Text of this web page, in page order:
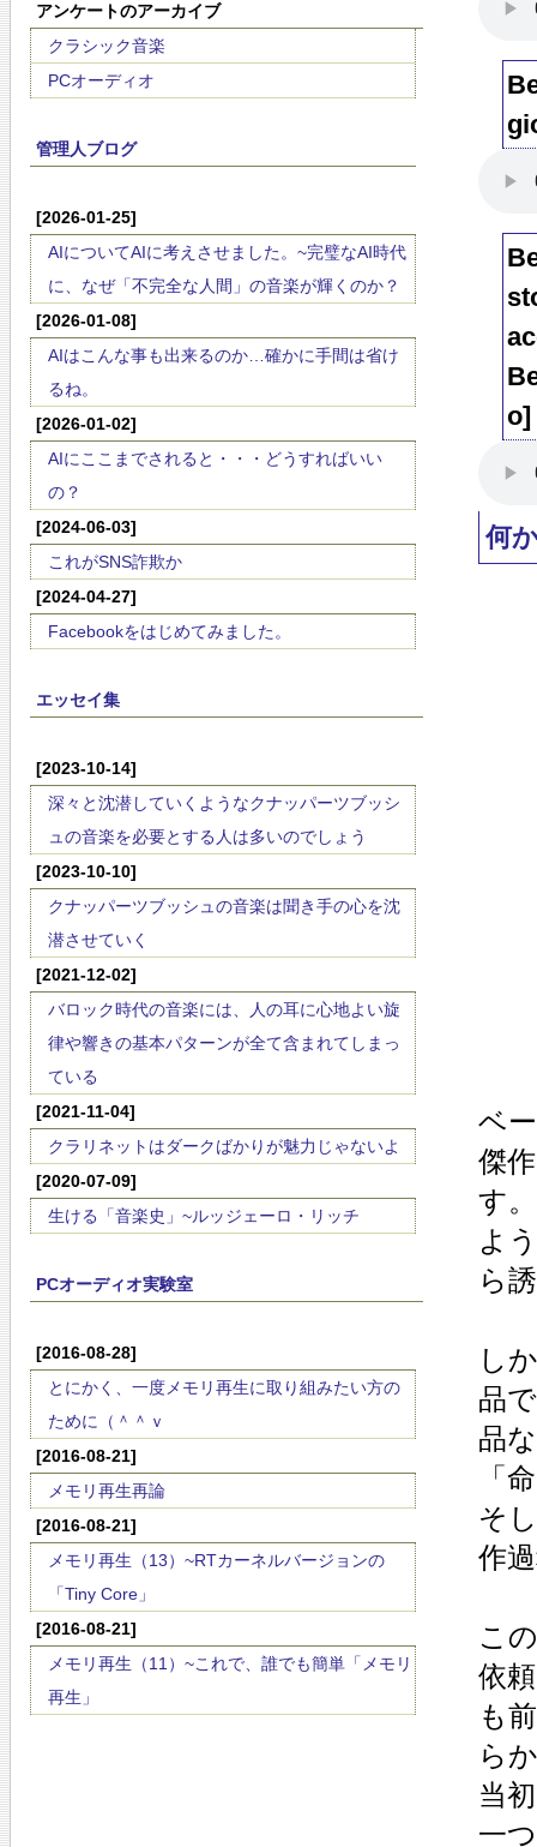
アンケートのアーカイブ
クラシック音楽
PCオーディオ
管理人ブログ
[2026-01-25]
AIについてAIに考えさせました。~完璧なAI時代
に、なぜ「不完全な人間」の音楽が輝くのか？
[2026-01-08]
AIはこんな事も出来るのか…確かに手間は省け
るね。
[2026-01-02]
AIにここまでされると・・・どうすればいい
の？
[2024-06-03]
これがSNS詐欺か
[2024-04-27]
Facebookをはじめてみました。
エッセイ集
[2023-10-14]
深々と沈潜していくようなクナッパーツブッシ
ュの音楽を必要とする人は多いのでしょう
[2023-10-10]
クナッパーツブッシュの音楽は聞き手の心を沈
潜させていく
[2021-12-02]
バロック時代の音楽には、人の耳に心地よい旋
律や響きの基本パターンが全て含まれてしまっ
ている
[2021-11-04]
クラリネットはダークばかりが魅力じゃないよ
[2020-07-09]
生ける「音楽史」~ルッジェーロ・リッチ
PCオーディオ実験室
[2016-08-28]
とにかく、一度メモリ再生に取り組みたい方の
ために（＾＾ｖ
[2016-08-21]
メモリ再生再論
[2016-08-21]
メモリ再生（13）~RTカーネルバージョンの
「Tiny Core」
[2016-08-21]
メモリ再生（11）~これで、誰でも簡単「メモリ
再生」
o]
何
ベ
傑
す
よ
ら
し
品
品
「
そ
作
こ
依
も
ら
当
一